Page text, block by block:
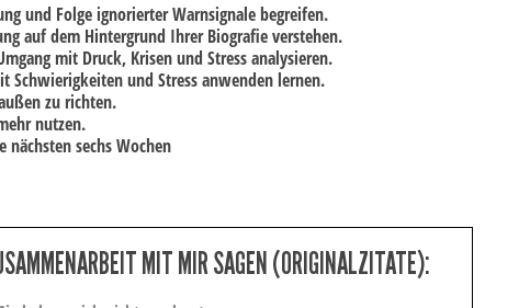
und Folge ignorierter Warnsignale begreifen.
auf dem Hintergrund Ihrer Biografie verstehen.
mit Druck, Krisen und Stress analysieren.
Schwierigkeiten und Stress anwenden lernen.
zu richten.
nutzen.
nächsten sechs Wochen
MIT MIR SAGEN (ORIGINALZITATE):